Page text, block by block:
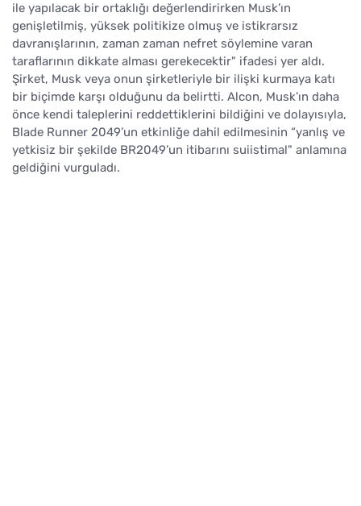
ile yapılacak bir ortaklığı değerlendirirken Musk’ın
genişletilmiş, yüksek politikize olmuş ve istikrarsız
davranışlarının, zaman zaman nefret söylemine varan
taraflarının dikkate alması gerekecektir" ifadesi yer aldı.
Şirket, Musk veya onun şirketleriyle bir ilişki kurmaya katı
bir biçimde karşı olduğunu da belirtti. Alcon, Musk’ın daha
önce kendi taleplerini reddettiklerini bildiğini ve dolayısıyla,
Blade Runner 2049’un etkinliğe dahil edilmesinin “yanlış ve
yetkisiz bir şekilde BR2049’un itibarını suiistimal" anlamına
geldiğini vurguladı.